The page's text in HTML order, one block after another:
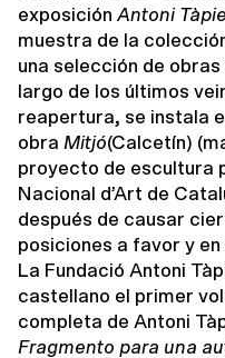
exposición Antoni
muestra de la
una selección de
largo de los últimos
reapertura, se instala
obra Mitjó(Calcetín)
proyecto de escultura
Nacional d’Art de
después de causar
posiciones a favor y
La Fundació Antoni
castellano el primer
completa de Antoni
Fragmento para una